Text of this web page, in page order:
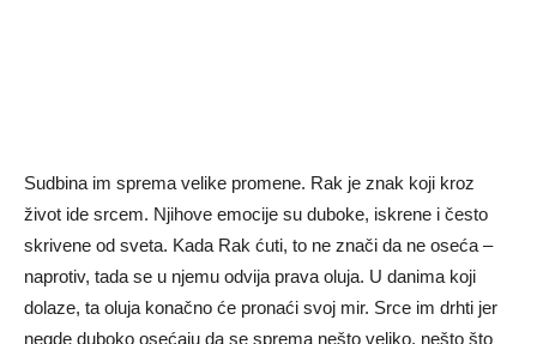
Sudbina im sprema velike promene. Rak je znak koji kroz
život ide srcem. Njihove emocije su duboke, iskrene i često
skrivene od sveta. Kada Rak ćuti, to ne znači da ne oseća –
naprotiv, tada se u njemu odvija prava oluja. U danima koji
dolaze, ta oluja konačno će pronaći svoj mir. Srce im drhti jer
negde duboko osećaju da se sprema nešto veliko, nešto što